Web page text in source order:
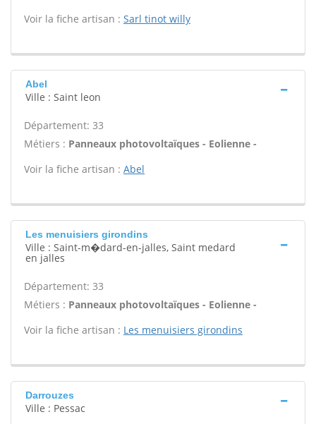
Voir la fiche artisan : Sarl tinot willy
Abel
Ville : Saint leon
Département: 33
Métiers : Panneaux photovoltaïques - Eolienne -
Voir la fiche artisan : Abel
Les menuisiers girondins
Ville : Saint-m�dard-en-jalles, Saint medard
en jalles
Département: 33
Métiers : Panneaux photovoltaïques - Eolienne -
Voir la fiche artisan : Les menuisiers girondins
Darrouzes
Ville : Pessac